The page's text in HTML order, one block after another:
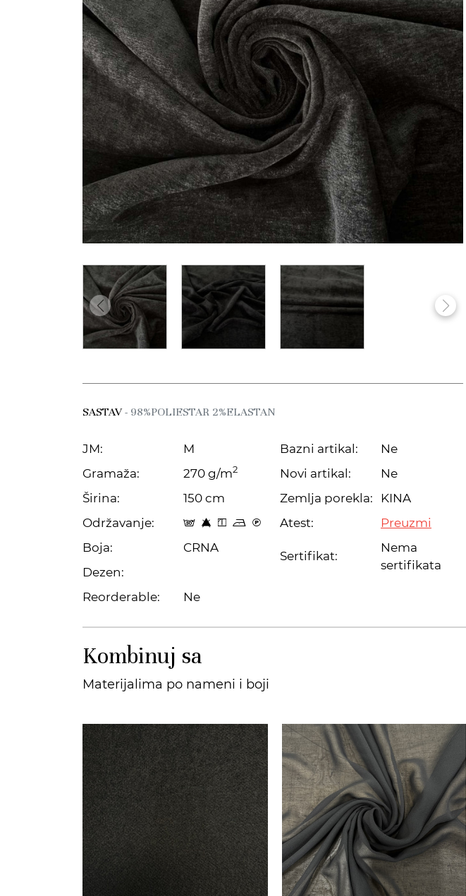
SASTAV- 98%POLIESTAR 2%ELASTAN
JM:
M
Gramaža:
270 g/m2
Širina:
150 cm
Održavanje:
s 8 y o C
Boja:
CRNA
Dezen:
Reorderable:
Ne
Bazni artikal:
Ne
Novi artikal:
Ne
Zemlja porekla:
KINA
Atest:
Preuzmi
Sertifikat:
Nema
sertifikata
Kombinuj sa
Materijalima po nameni i boji